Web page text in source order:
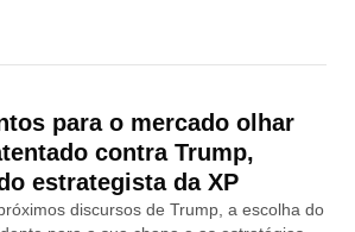
para o mercado olhar
contra Trump,
estrategista da XP
discursos de Trump, a escolha do